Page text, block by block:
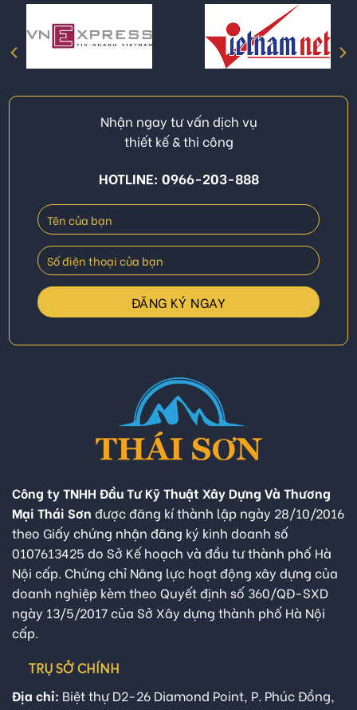
Nhận ngay tư vấn dịch vụ
thiết kế & thi công
HOTLINE: 0966-203-888
Công ty TNHH Đầu Tư Kỹ Thuật Xây Dựng Và Thương
Mại Thái Sơn được đăng kí thành lập ngày 28/10/2016
theo Giấy chứng nhận đăng ký kinh doanh số
0107613425 do Sở Kế hoạch và đầu tư thành phố Hà
Nội cấp. Chứng chỉ Năng lực hoạt động xây dựng của
doanh nghiệp kèm theo Quyết định số 360/QĐ-SXD
ngày 13/5/2017 của Sở Xây dựng thành phố Hà Nội
cấp.
TRỤ SỞ CHÍNH
Địa chỉ: Biệt thự D2-26 Diamond Point, P. Phúc Đồng,